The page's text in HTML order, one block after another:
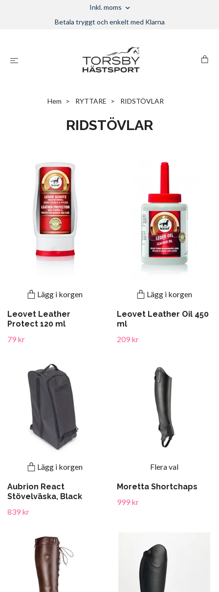
Inkl. moms
Betala tryggt och enkelt med Klarna
Hem RYTTARE RIDSTÖVLAR
RIDSTÖVLAR
Lägg i korgen
Leovet Leather
Protect 120 ml
79 kr
Lägg i korgen
Leovet Leather Oil 450
ml
209 kr
Lägg i korgen
Aubrion React
Stövelväska, Black
839 kr
Flera val
Moretta Shortchaps
999 kr